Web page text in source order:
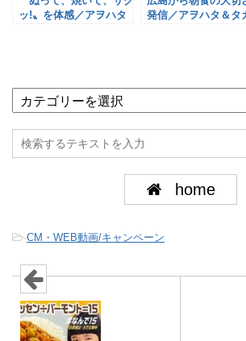
ッ!〟を体感／アヲハタ
発信／アヲハタ＆タ
home
-CM・WEB動画/キャンペーン